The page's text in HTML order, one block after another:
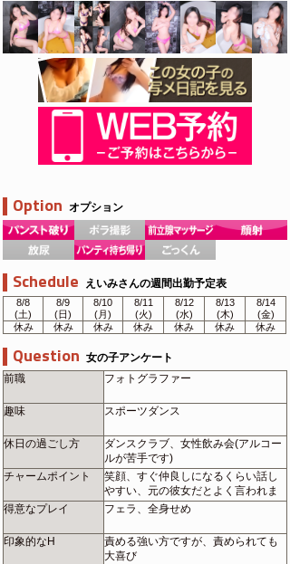
Option オプション
Schedule えいみさんの週間出勤予定表
8/8
(土)
8/9
(日)
8/10
(月)
8/11
(火)
8/12
(水)
8/13
(木)
8/14
(金)
休み
休み 休み 休み 休み 休み 休み
Question 女の子アンケート
前職
フォトグラファー
趣味 スポーツダンス
休日の過ごし方
ダンスクラブ、女性飲み会(アルコー
ルが苦手です)
チャームポイント
笑顔、すぐ仲良しになるくらい話し
やすい、元の彼女だとよく言われま
した。
得意なプレイ フェラ、全身せめ
印象的なH
責める強い方ですが、責められても
大喜び